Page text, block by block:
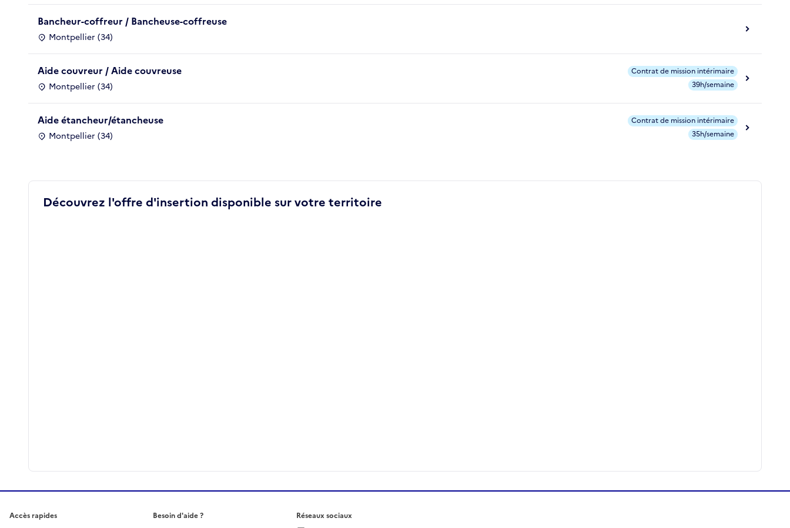
Bancheur-coffreur / Bancheuse-coffreuse
Montpellier (34)
Aide couvreur / Aide couvreuse
Montpellier (34)
Contrat de mission intérimaire
39h/semaine
Aide étancheur/étancheuse
Montpellier (34)
Contrat de mission intérimaire
35h/semaine
Découvrez l'offre d'insertion disponible sur votre territoire
Accès rapides
Besoin d'aide ?
Réseaux sociaux